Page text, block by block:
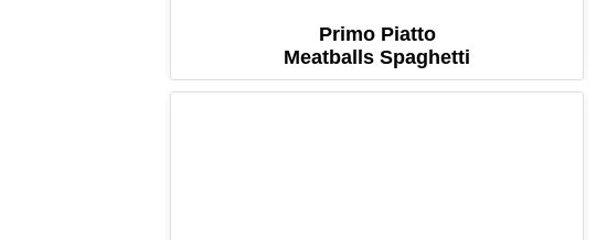
Primo Piatto
Meatballs Spaghetti